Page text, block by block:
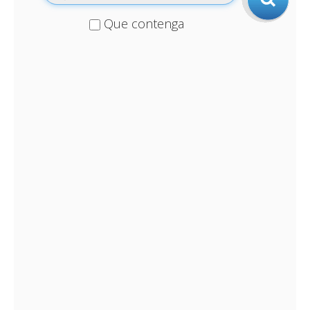
Que contenga